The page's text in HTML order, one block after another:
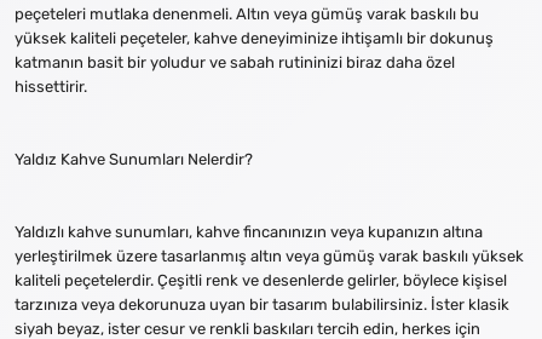
peçeteleri mutlaka denenmeli. Altın veya gümüş varak baskılı bu
yüksek kaliteli peçeteler, kahve deneyiminize ihtişamlı bir dokunuş
katmanın basit bir yoludur ve sabah rutininizi biraz daha özel
hissettirir.
Yaldız Kahve Sunumları Nelerdir?
Yaldızlı kahve sunumları, kahve fincanınızın veya kupanızın altına
yerleştirilmek üzere tasarlanmış altın veya gümüş varak baskılı yüksek
kaliteli peçetelerdir. Çeşitli renk ve desenlerde gelirler, böylece kişisel
tarzınıza veya dekorunuza uyan bir tasarım bulabilirsiniz. İster klasik
siyah beyaz, ister cesur ve renkli baskıları tercih edin, herkes için